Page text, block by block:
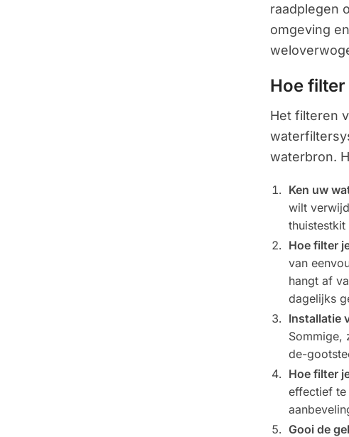
raadplegen
omgeving
Hoe
Het filteren
waterbron.
Ken uw
wilt
Hoe filter
van
hangt af
dagelijks
Installatie
Sommige,
de-
Hoe filter
effectief te
Gooi de